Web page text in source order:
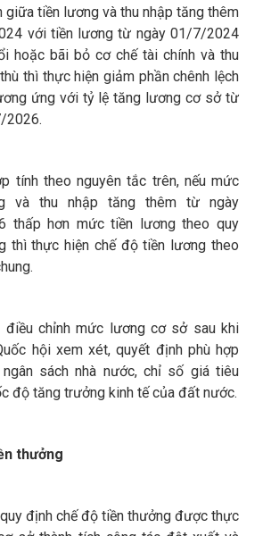
giữa tiền lương và thu nhập tăng thêm
với tiền lương từ ngày 01/7/2024
hoặc bãi bỏ cơ chế tài chính và thu
thì thực hiện giảm phần chênh lệch
ứng với tỷ lệ tăng lương cơ sở từ
2026.
tính theo nguyên tắc trên, nếu mức
và thu nhập tăng thêm từ ngày
thấp hơn mức tiền lương theo quy
thì thực hiện chế độ tiền lương theo
điều chỉnh mức lương cơ sở sau khi
hội xem xét, quyết định phù hợp
sách nhà nước, chỉ số giá tiêu
độ tăng trưởng kinh tế của đất nước.
thưởng
định chế độ tiền thưởng được thực